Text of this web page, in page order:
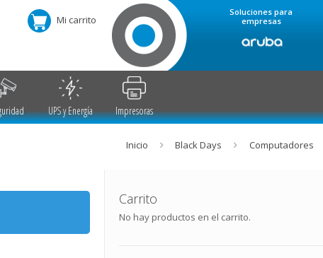
Mi carrito
Soluciones para
empresas
UPS y Energía Impresoras
Inicio Black Days Computadores
Carrito
No hay productos en el carrito.